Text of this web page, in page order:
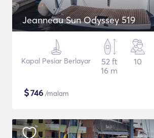
Jeanneau Sun Odyssey 519
Kapal Pesiar Berlayar
52 ft
16 m
10
$746 /malam